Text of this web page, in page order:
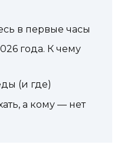
в первые часы
года. К чему
(и где)
а кому — нет